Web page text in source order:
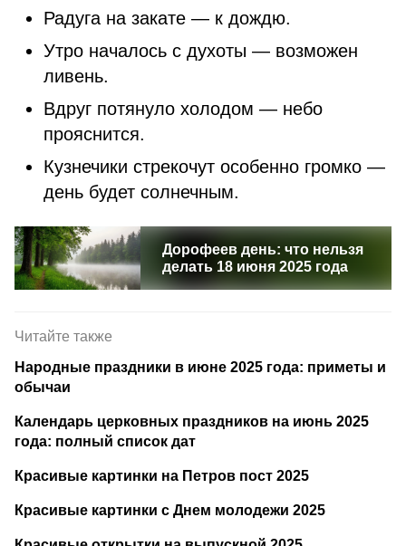
Радуга на закате — к дождю.
Утро началось с духоты — возможен
ливень.
Вдруг потянуло холодом — небо
прояснится.
Кузнечики стрекочут особенно громко —
день будет солнечным.
Дорофеев день: что нельзя
делать 18 июня 2025 года
Читайте также
Народные праздники в июне 2025 года: приметы и
обычаи
Календарь церковных праздников на июнь 2025
года: полный список дат
Красивые картинки на Петров пост 2025
Красивые картинки с Днем молодежи 2025